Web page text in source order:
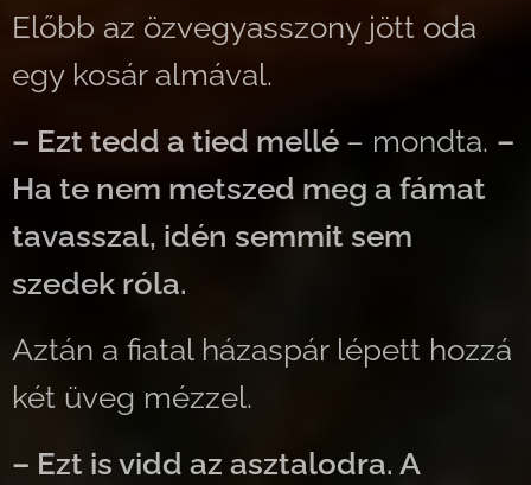
Előbb az özvegyasszony jött oda
egy kosár almával.
– Ezt tedd a tied mellé – mondta. –
Ha te nem metszed meg a fámat
tavasszal, idén semmit sem
szedek róla.
Aztán a fiatal házaspár lépett hozzá
két üveg mézzel.
– Ezt is vidd az asztalodra. A